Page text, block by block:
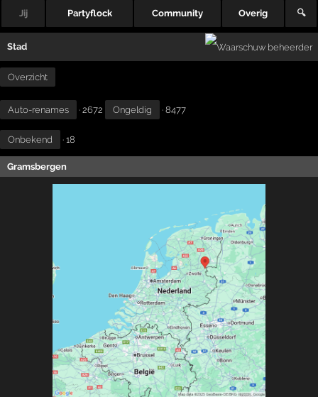
Jij Partyflock Community Overig 🔍
Stad
Overzicht
Auto-renames · 2672 Ongeldig · 8477
Onbekend · 18
Gramsbergen